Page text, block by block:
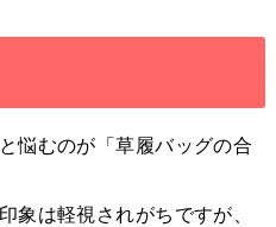
悩むのが「草履バッグの合
象は軽視されがちですが、